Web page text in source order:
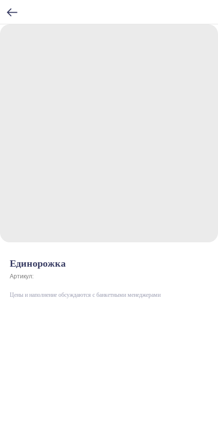
Единорожка
Артикул:
Цены и наполнение обсуждаются с банкетными менеджерами